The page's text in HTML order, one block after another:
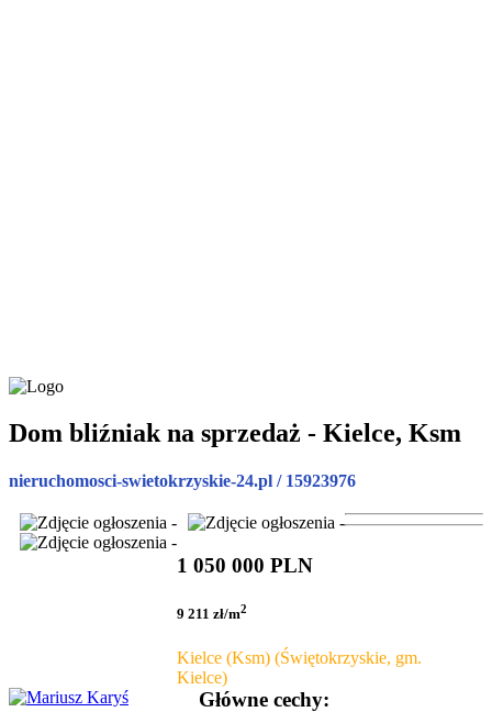
Dom bliźniak na sprzedaż - Kielce, Ksm
nieruchomosci-swietokrzyskie-24.pl / 15923976
1 050 000 PLN
9 211 zł/m2
Kielce (Ksm) (Świętokrzyskie, gm.
Kielce)
Główne cechy: